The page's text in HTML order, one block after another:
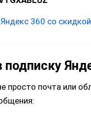
360 со скидкой
подписку
просто почта или